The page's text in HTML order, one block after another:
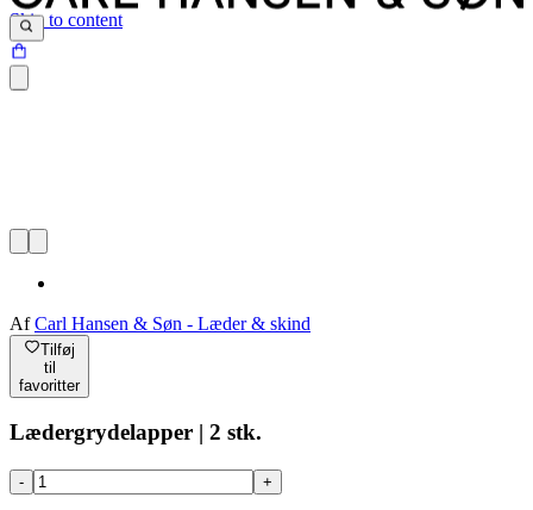
Skip to content
AfCarl Hansen & Søn - Læder & skind
Tilføj
til
favoritter
Lædergrydelapper | 2 stk.
- +